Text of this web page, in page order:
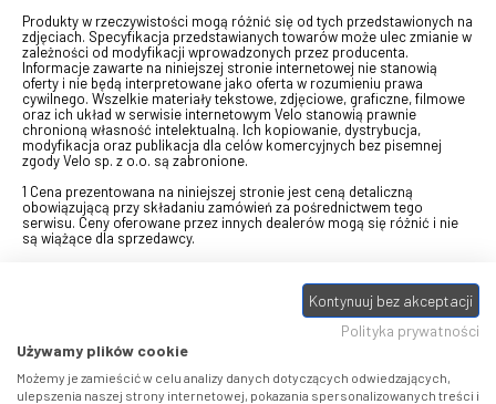
Produkty w rzeczywistości mogą różnić się od tych przedstawionych na
zdjęciach. Specyfikacja przedstawianych towarów może ulec zmianie w
zależności od modyfikacji wprowadzonych przez producenta.
Informacje zawarte na niniejszej stronie internetowej nie stanowią
oferty i nie będą interpretowane jako oferta w rozumieniu prawa
cywilnego. Wszelkie materiały tekstowe, zdjęciowe, graficzne, filmowe
oraz ich układ w serwisie internetowym Velo stanowią prawnie
chronioną własność intelektualną. Ich kopiowanie, dystrybucja,
modyfikacja oraz publikacja dla celów komercyjnych bez pisemnej
zgody Velo sp. z o.o. są zabronione.
1 Cena prezentowana na niniejszej stronie jest ceną detaliczną
obowiązującą przy składaniu zamówień za pośrednictwem tego
serwisu. Ceny oferowane przez innych dealerów mogą się różnić i nie
są wiążące dla sprzedawcy.
swój bon" na towary z oferty VELO, aktualnie dostępnej na stronie
, w ramach sprzedaży premiowej. Dowiedz się jak
stronie promocji. Prezentowana wartość
eBonu uwzględnia fakt wyrażenia - w procesie rejestracji w Panelu
klienta- zgody na otrzymywanie drogą mailową informacji handlowo-
marketingowe, np. newsletter rowerowy. W przypadku braku zgody
wartość eBonu zostanie obniżona o 10 zł.
Kontynuuj bez akceptacji
Polityka prywatności
Używamy plików cookie
Możemy je zamieścić w celu analizy danych dotyczących odwiedzających,
ulepszenia naszej strony internetowej, pokazania spersonalizowanych treści i